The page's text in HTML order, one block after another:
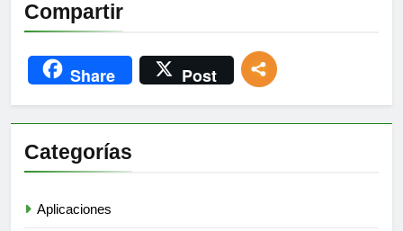
Compartir
Share Post
Categorías
Aplicaciones